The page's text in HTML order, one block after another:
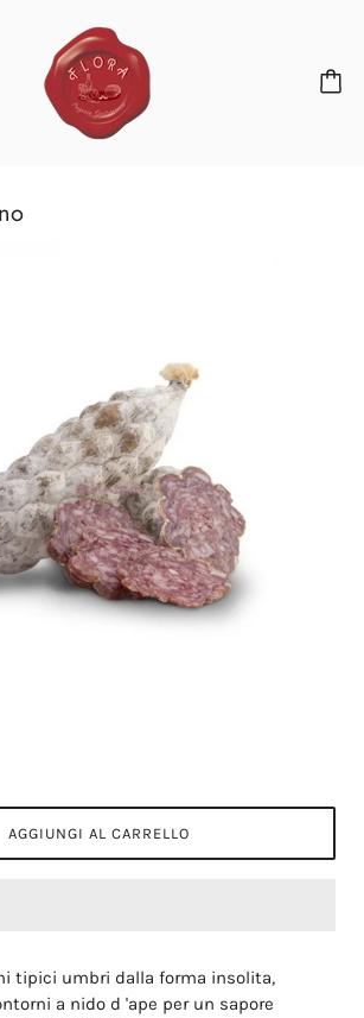
AGGIUNGI AL CARRELLO
tipici umbri dalla forma insolita,
a nido d 'ape per un sapore